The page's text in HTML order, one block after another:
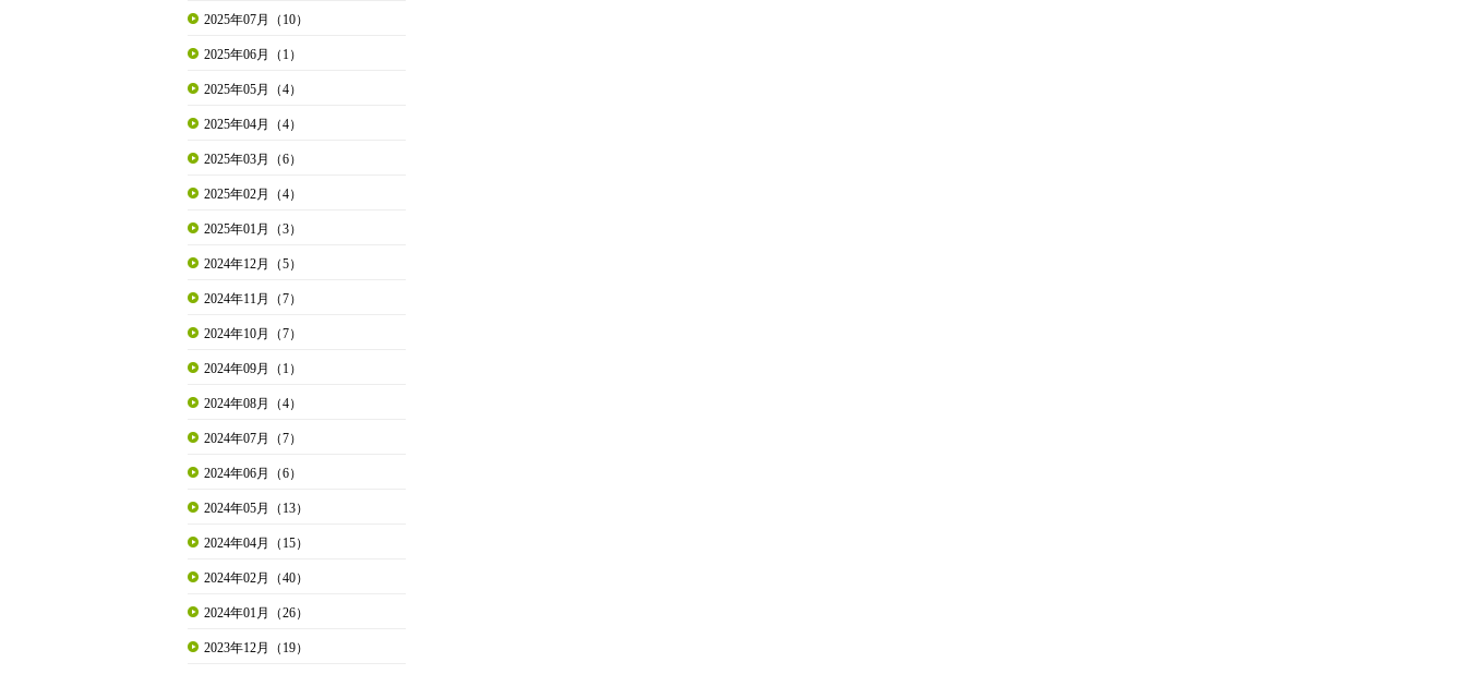
2025年07月（10）
2025年06月（1）
2025年05月（4）
2025年04月（4）
2025年03月（6）
2025年02月（4）
2025年01月（3）
2024年12月（5）
2024年11月（7）
2024年10月（7）
2024年09月（1）
2024年08月（4）
2024年07月（7）
2024年06月（6）
2024年05月（13）
2024年04月（15）
2024年02月（40）
2024年01月（26）
2023年12月（19）